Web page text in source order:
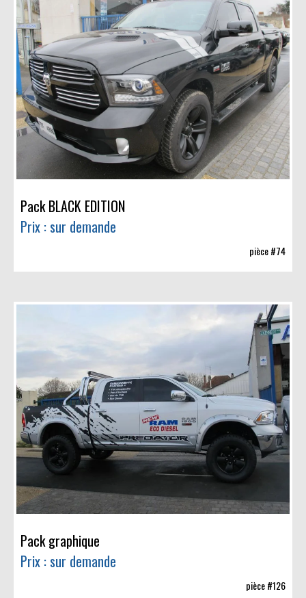
Pack BLACK EDITION
Prix : sur demande
pièce #74
Pack graphique
Prix : sur demande
pièce #126